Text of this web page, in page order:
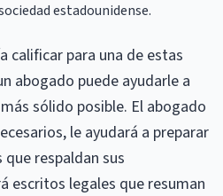
estadounidense.
calificar para una de estas
abogado puede ayudarle a
sólido posible. El abogado
le ayudará a preparar
respaldan sus
escritos legales que resuman